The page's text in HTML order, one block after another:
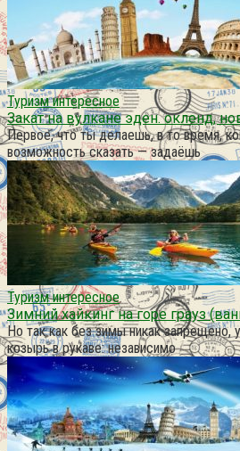
Туризм интересное
Закат на вулкане эден. окленд,
Первое, что ты делаешь, в то время,
возможность сказать — задаёшь
Туризм интересное
Зимний хайкинг на горе грауз
Но так как без зимы никак запрещено,
козырь в рукаве: независимо